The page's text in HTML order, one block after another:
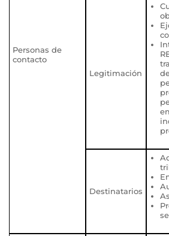
Personas de
contacto
Legitimación
Destinatarios